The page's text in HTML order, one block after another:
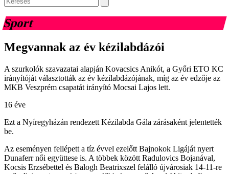
Sport
Megvannak az év kézilabdázói
A szurkolók szavazatai alapján Kovacsics Anikót, a Győri ETO KC
irányítóját választották az év kézilabdázójának, míg az év edzője az
MKB Veszprém csapatát irányító Mocsai Lajos lett.
16 éve
Ezt a Nyíregyházán rendezett Kézilabda Gála zárásaként jelentették
be.
Az eseményen fellépett a tíz évvel ezelőtt Bajnokok Ligáját nyert
Dunaferr női együttese is. A többek között Radulovics Bojanával,
Kocsis Erzsébettel és Balogh Beatrixszel felálló újvárosiak 14-11-re